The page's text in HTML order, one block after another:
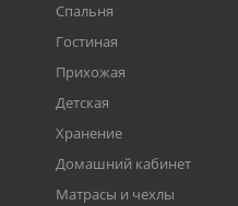
Спальня
Гостиная
Прихожая
Детская
Хранение
Домашний кабинет
Матрасы и чехлы